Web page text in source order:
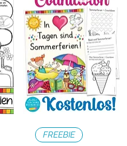
Schnellansicht
FREEBIE